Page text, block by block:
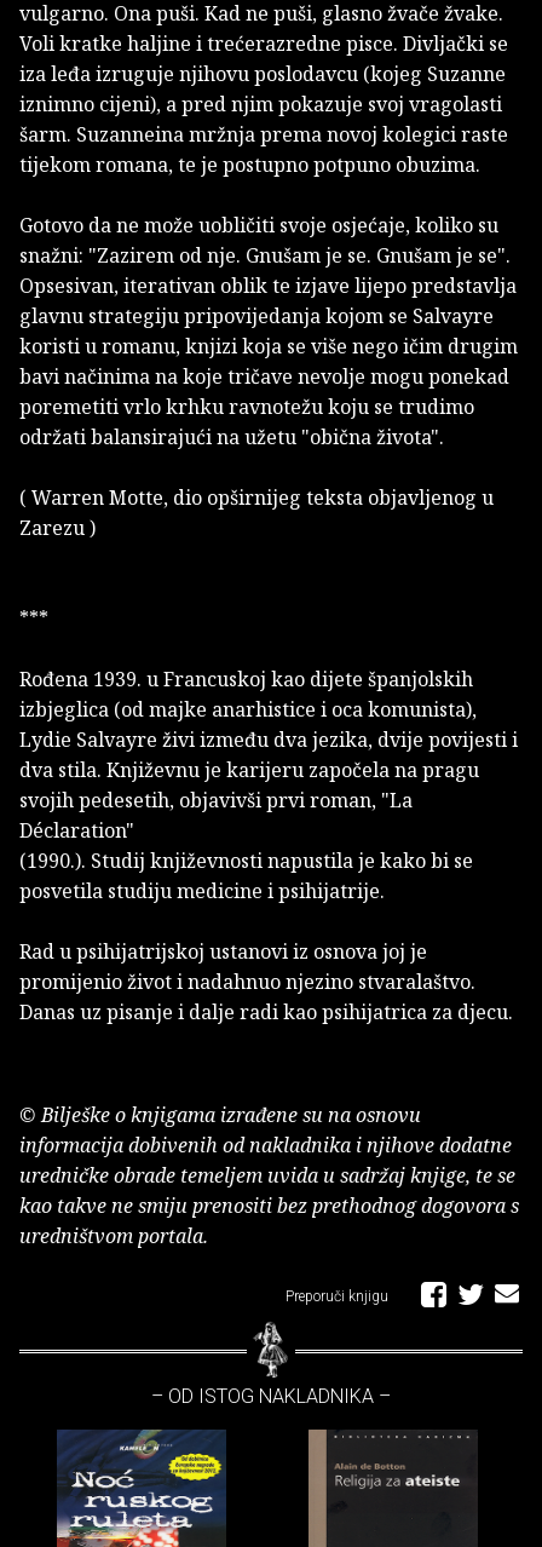
vulgarno. Ona puši. Kad ne puši, glasno žvače žvake.
Voli kratke haljine i trećerazredne pisce. Divljački se
iza leđa izruguje njihovu poslodavcu (kojeg Suzanne
iznimno cijeni), a pred njim pokazuje svoj vragolasti
šarm. Suzanneina mržnja prema novoj kolegici raste
tijekom romana, te je postupno potpuno obuzima.
Gotovo da ne može uobličiti svoje osjećaje, koliko su
snažni: "Zazirem od nje. Gnušam je se. Gnušam je se".
Opsesivan, iterativan oblik te izjave lijepo predstavlja
glavnu strategiju pripovijedanja kojom se Salvayre
koristi u romanu, knjizi koja se više nego ičim drugim
bavi načinima na koje tričave nevolje mogu ponekad
poremetiti vrlo krhku ravnotežu koju se trudimo
održati balansirajući na užetu "obična života".
( Warren Motte, dio opširnijeg teksta objavljenog u
Zarezu)
***
Rođena 1939. u Francuskoj kao dijete španjolskih
izbjeglica (od majke anarhistice i oca komunista),
Lydie Salvayre živi između dva jezika, dvije povijesti i
dva stila. Književnu je karijeru započela na pragu
svojih pedesetih, objavivši prvi roman, "La
Déclaration"
(1990.). Studij književnosti napustila je kako bi se
posvetila studiju medicine i psihijatrije.
Rad u psihijatrijskoj ustanovi iz osnova joj je
promijenio život i nadahnuo njezino stvaralaštvo.
Danas uz pisanje i dalje radi kao psihijatrica za djecu.
© Bilješke o knjigama izrađene su na osnovu
informacija dobivenih od nakladnika i njihove dodatne
uredničke obrade temeljem uvida u sadržaj knjige, te se
kao takve ne smiju prenositi bez prethodnog dogovora s
uredništvom portala.
Preporuči knjigu
– OD ISTOG NAKLADNIKA –